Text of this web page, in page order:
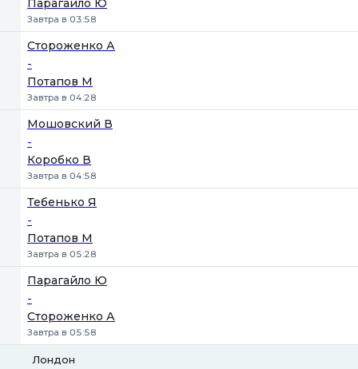
Парагайло Ю
Завтра в 03:58
Стороженко А
-
Потапов М
Завтра в 04:28
Мошовский В
-
Коробко В
Завтра в 04:58
Тебенько Я
-
Потапов М
Завтра в 05:28
Парагайло Ю
-
Стороженко А
Завтра в 05:58
Лондон